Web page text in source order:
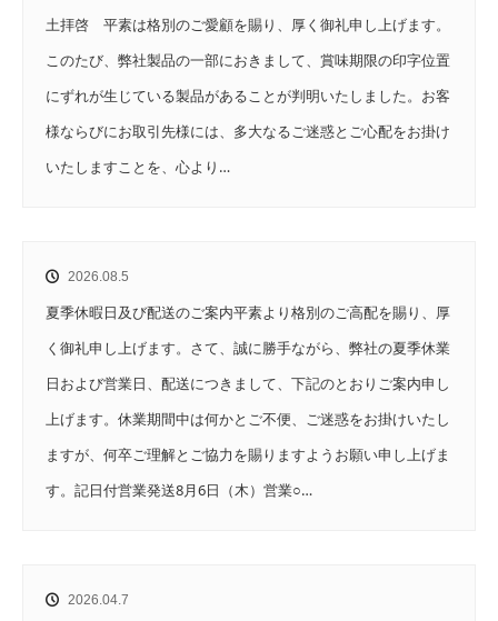
土拝啓 平素は格別のご愛顧を賜り、厚く御礼申し上げます。
このたび、弊社製品の一部におきまして、賞味期限の印字位置
にずれが生じている製品があることが判明いたしました。お客
様ならびにお取引先様には、多大なるご迷惑とご心配をお掛け
いたしますことを、心より…
2026.08.5
夏季休暇日及び配送のご案内平素より格別のご高配を賜り、厚
く御礼申し上げます。さて、誠に勝手ながら、弊社の夏季休業
日および営業日、配送につきまして、下記のとおりご案内申し
上げます。休業期間中は何かとご不便、ご迷惑をお掛けいたし
ますが、何卒ご理解とご協力を賜りますようお願い申し上げま
す。記日付営業発送8月6日（木）営業○…
2026.04.7